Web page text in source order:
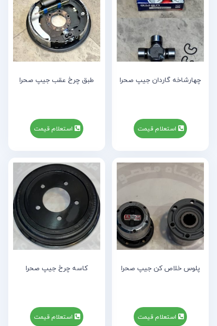
چهارشاخه گاردان جیپ صحرا
استعلام قیمت
طبق چرخ عقب جیپ صحرا
استعلام قیمت
پلوس خلاص کن جیپ صحرا
استعلام قیمت
کاسه چرخ جیپ صحرا
استعلام قیمت